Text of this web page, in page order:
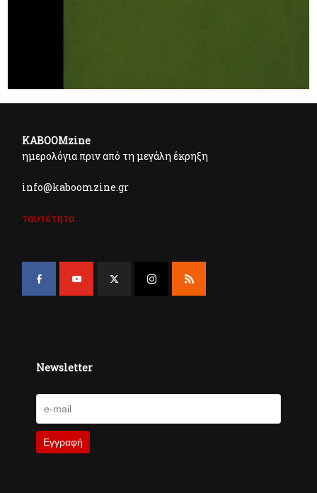
KABOOMzine
ημερολόγια πριν από τη μεγάλη έκρηξη
info@kaboomzine.gr
ταυτότητα
Newsletter